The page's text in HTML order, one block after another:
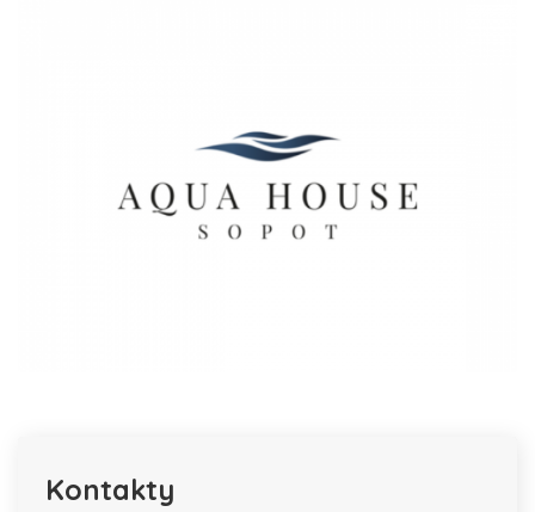
Kontakty